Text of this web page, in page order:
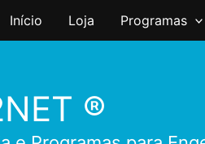
Início Loja Programas
®